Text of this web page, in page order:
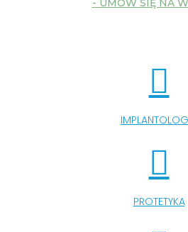
- UMÓW SIĘ NA
PROTETYKA